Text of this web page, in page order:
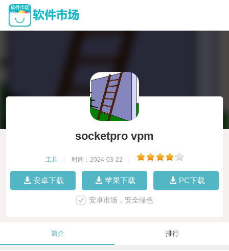
socketpro vpm
工具 时间：2024-03-22
安卓下载 苹果下载 PC下载
安卓市场，安全绿色
简介 排行